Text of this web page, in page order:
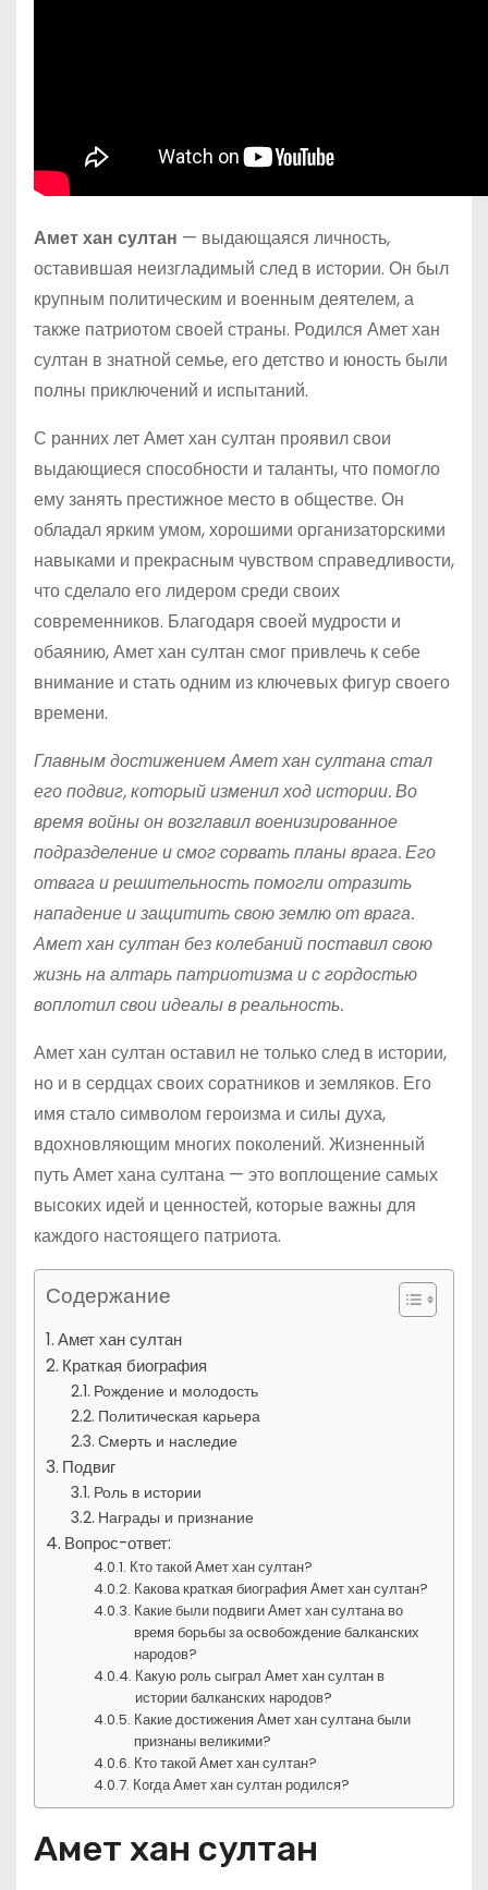
Амет хан султан — выдающаяся личность,
оставившая неизгладимый след в истории. Он был
крупным политическим и военным деятелем, а
также патриотом своей страны. Родился Амет хан
султан в знатной семье, его детство и юность были
полны приключений и испытаний.
С ранних лет Амет хан султан проявил свои
выдающиеся способности и таланты, что помогло
ему занять престижное место в обществе. Он
обладал ярким умом, хорошими организаторскими
навыками и прекрасным чувством справедливости,
что сделало его лидером среди своих
современников. Благодаря своей мудрости и
обаянию, Амет хан султан смог привлечь к себе
внимание и стать одним из ключевых фигур своего
времени.
Главным достижением Амет хан султана стал
его подвиг, который изменил ход истории. Во
время войны он возглавил военизированное
подразделение и смог сорвать планы врага. Его
отвага и решительность помогли отразить
нападение и защитить свою землю от врага.
Амет хан султан без колебаний поставил свою
жизнь на алтарь патриотизма и с гордостью
воплотил свои идеалы в реальность.
Амет хан султан оставил не только след в истории,
но и в сердцах своих соратников и земляков. Его
имя стало символом героизма и силы духа,
вдохновляющим многих поколений. Жизненный
путь Амет хана султана — это воплощение самых
высоких идей и ценностей, которые важны для
каждого настоящего патриота.
Содержание
Амет хан султан
Краткая биография
Рождение и молодость
Политическая карьера
Смерть и наследие
Подвиг
Роль в истории
Награды и признание
Вопрос-ответ:
Кто такой Амет хан султан?
Какова краткая биография Амет хан султан?
Какие были подвиги Амет хан султана во
время борьбы за освобождение балканских
народов?
Какую роль сыграл Амет хан султан в
истории балканских народов?
Какие достижения Амет хан султана были
признаны великими?
Кто такой Амет хан султан?
Когда Амет хан султан родился?
Амет хан султан